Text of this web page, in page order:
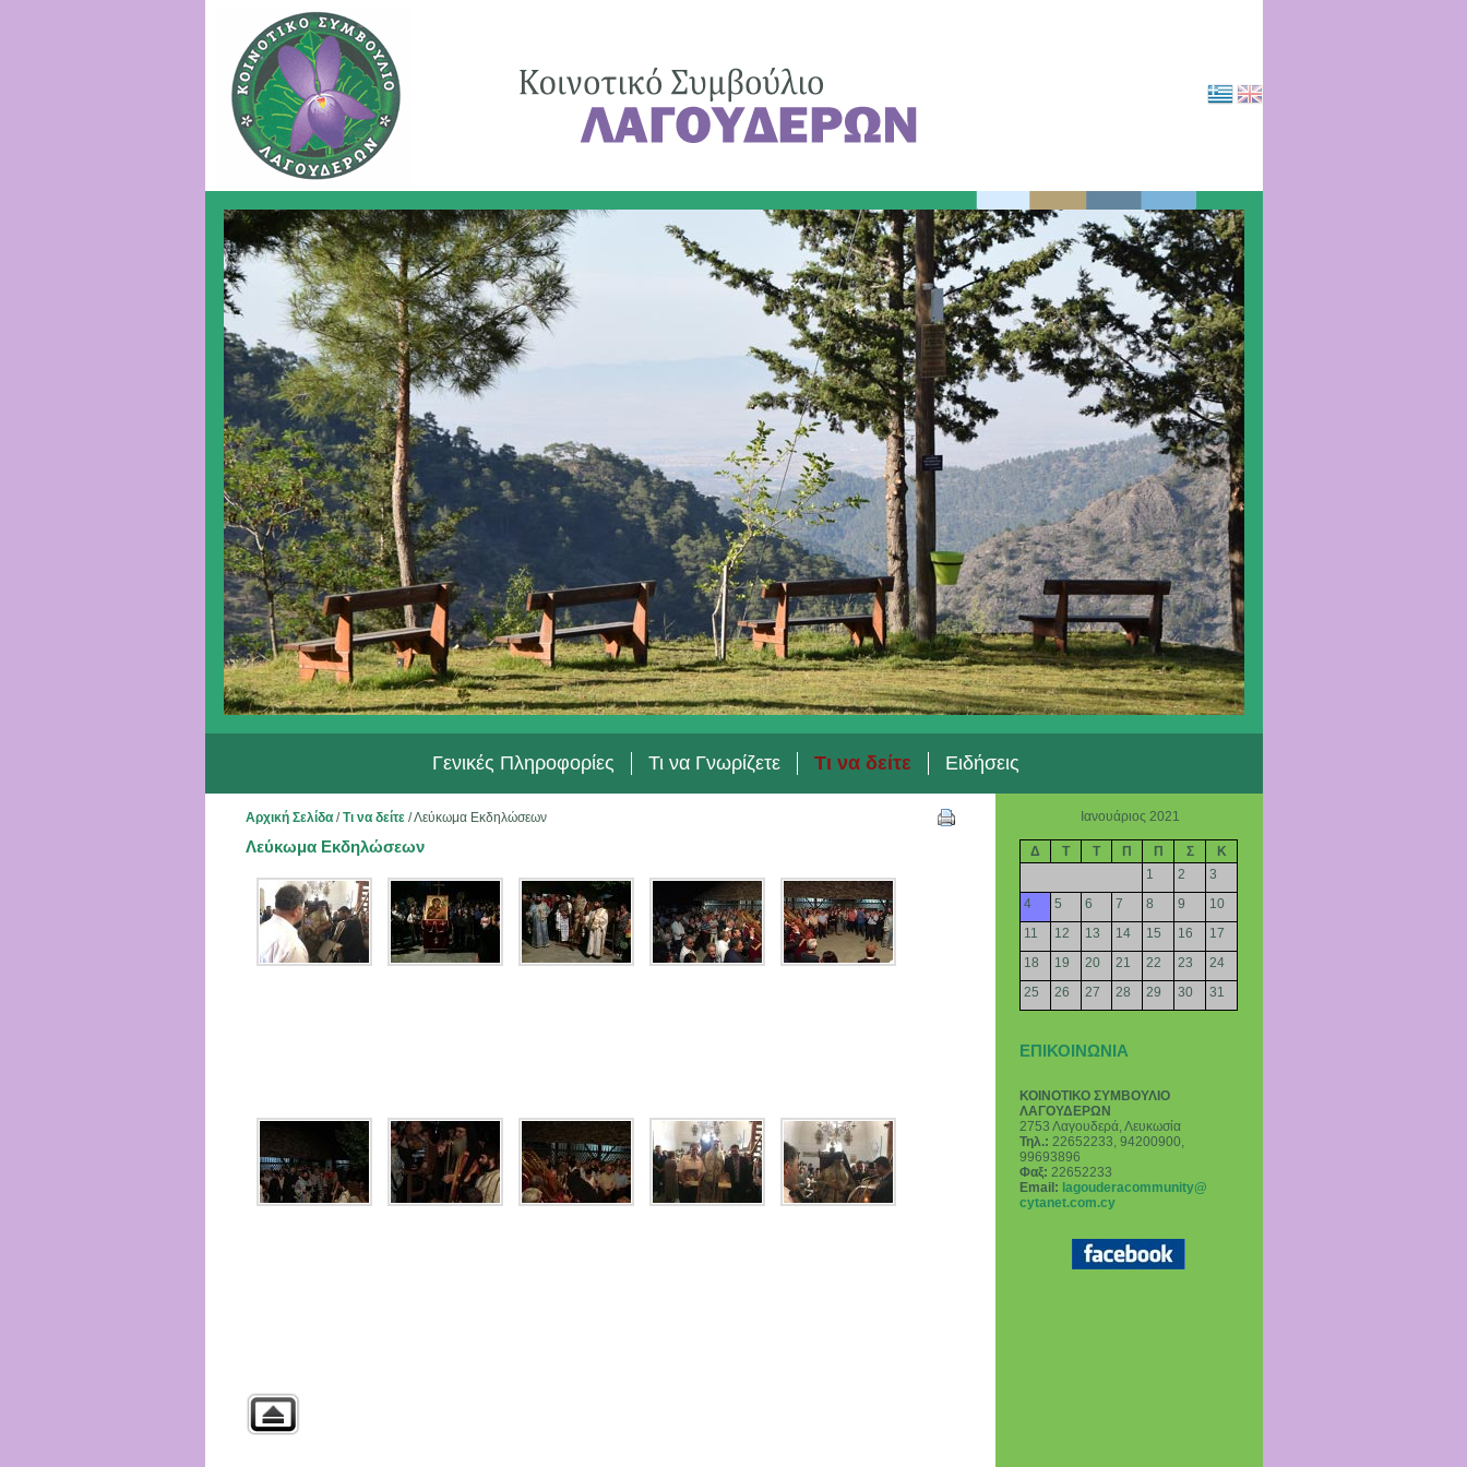
Γενικές Πληροφορίες Τι να Γνωρίζετε Τι να δείτε Ειδήσεις
Αρχική Σελίδα/Τι να δείτε/Λεύκωμα Εκδηλώσεων
Λεύκωμα Εκδηλώσεων
Ιανουάριος 2021
Δ Τ Τ Π Π Σ
Κ
1
2
3
4
5 6 7 8 9
10
11
12 13 14 15 16
17
18
19 20 21 22 23
24
25
26 27 28 29 30 31
ΕΠΙΚΟΙΝΩΝΙΑ
ΚΟΙΝΟΤΙΚΟ ΣΥΜΒΟΥΛΙΟ
ΛΑΓΟΥΔΕΡΩΝ
2753 Λαγουδερά, Λευκωσία
Τηλ.: 22652233, 94200900,
99693896
Φαξ: 22652233
Email : lagouderacommunity@
cytanet.com.cy